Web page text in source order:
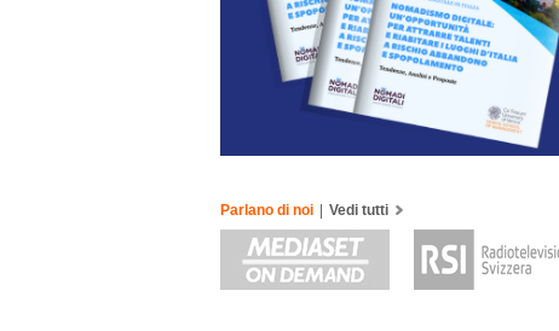
Parlano di noi | Vedi tutti